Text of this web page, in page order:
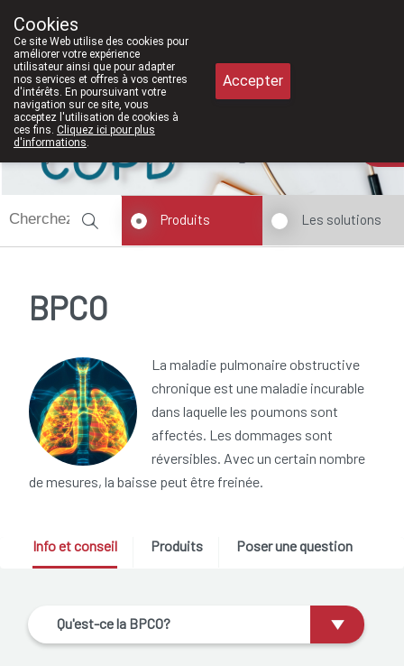
011/610300
Produits Les solutions
BPCO
La maladie pulmonaire obstructive
chronique est une maladie incurable
dans laquelle les poumons sont
affectés. Les dommages sont
réversibles. Avec un certain nombre
de mesures, la baisse peut être freinée.
Info et conseil Produits Poser une question
Qu'est-ce la BPCO?
Cookies
Ce site Web utilise des cookies pour
améliorer votre expérience
utilisateur ainsi que pour adapter
nos services et offres à vos centres
d'intérêts. En poursuivant votre
navigation sur ce site, vous
acceptez l'utilisation de cookies à
ces fins. Cliquez ici pour plus
d'informations.
Accepter